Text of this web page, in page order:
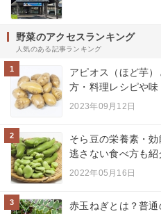
野菜のアクセスランキング
人気のある記事ランキング
1
アピオス（ほど芋
方・料理レシピや味
2023年09月12日
2
そら豆の栄養素・
逃さない食べ方も紹
2022年05月16日
3
赤玉ねぎとは？普